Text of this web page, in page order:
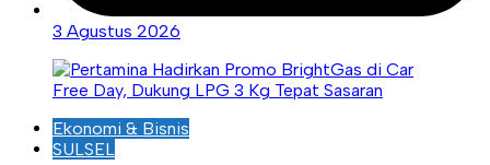
3 Agustus 2026
Ekonomi & Bisnis
SULSEL